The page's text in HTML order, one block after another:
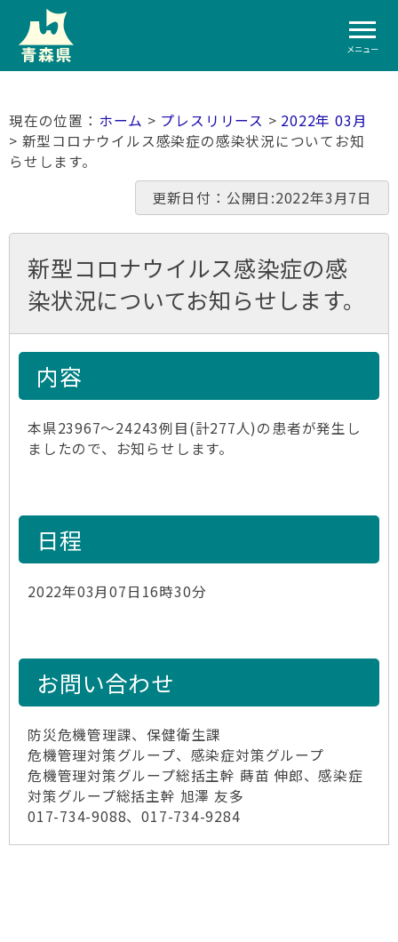
メニュー
ホーム > プレスリリース > 2022年 03月
> 新型コロナウイルス感染症の感染状況についてお知
らせします。
更新日付：公開日:2022年3月7日
新型コロナウイルス感染症の感
染状況についてお知らせします。
内容
本県23967～24243例目(計277人)の患者が発生し
ましたので、お知らせします。
日程
2022年03月07日16時30分
お問い合わせ
防災危機管理課、保健衛生課
危機管理対策グループ、感染症対策グループ
危機管理対策グループ総括主幹 蒔苗 伸郎、感染症
対策グループ総括主幹 旭澤 友多
017-734-9088、017-734-9284